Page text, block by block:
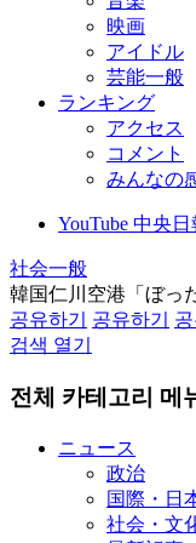
映画
アイドル
芸能一般
ランキング
アクセス
コメント
みんなの
YouTube 中央
社会一般
韓国仁川空港「ぼっ
공유하기
공유하기
공
검색 열기
전체 카테고리 메
ニュース
政治
国際・日
社会・文